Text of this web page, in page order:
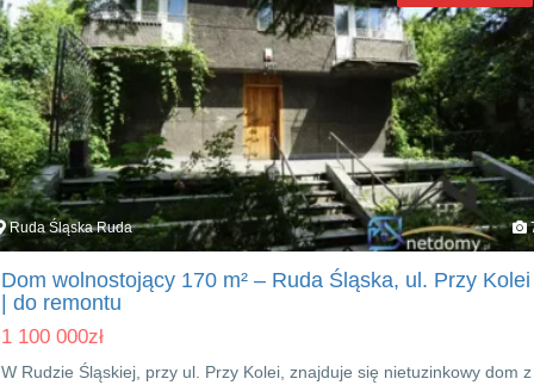
Ruda Śląska Ruda
Dom wolnostojący 170 m² – Ruda Śląska, ul. Przy Kolei
| do remontu
1 100 000zł
W Rudzie Śląskiej, przy ul. Przy Kolei, znajduje się nietuzinkowy dom z